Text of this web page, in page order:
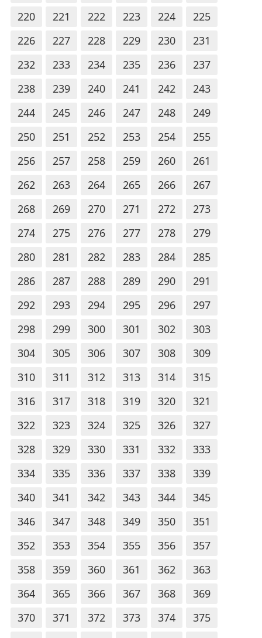
220
221 222 223 224
225
226
227 228 229 230
231
232
233 234 235 236
237
238
239 240 241 242
243
244
245 246 247 248
249
250
251 252 253 254
255
256
257 258 259 260
261
262
263 264 265 266
267
268
269 270 271 272
273
274
275 276 277 278
279
280
281 282 283 284
285
286
287 288 289 290
291
292
293 294 295 296
297
298
299 300 301 302
303
304
305 306 307 308
309
310
311 312 313 314
315
316
317 318 319 320
321
322
323 324 325 326
327
328
329 330 331 332
333
334
335 336 337 338
339
340
341 342 343 344
345
346
347 348 349 350
351
352
353 354 355 356
357
358
359 360 361 362
363
364
365 366 367 368
369
370
371 372 373 374
375